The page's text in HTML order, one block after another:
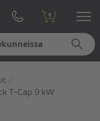
0
/
T-Cap 9 kW